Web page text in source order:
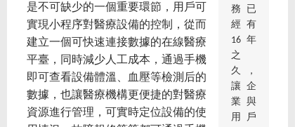
是不可缺少的一個重要環節，用戶可
實現小程序對醫療設備的控制，從而
建立一個可快速連接數據的在線醫療
平臺，同時減少人工成本，通過手機
即可查看設備體溫、血壓等檢測后的
數據，也讓醫療機構更便捷的對醫療
資源進行管理，可實時定位設備的使
務已
經有
16年
之
久，
讓企
業與
用戶